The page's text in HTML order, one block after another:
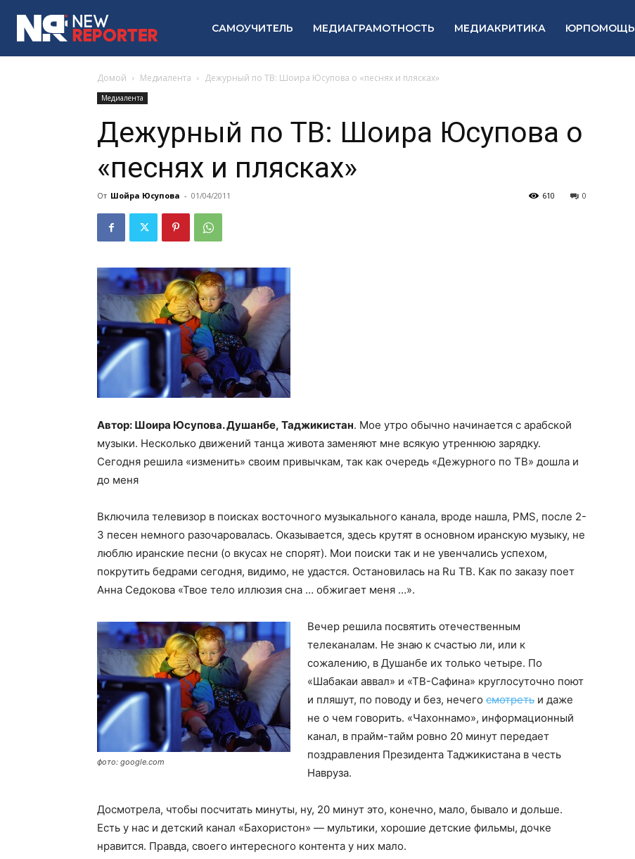
САМОУЧИТЕЛЬ МЕДИАГРАМОТНОСТЬ МЕДИАКРИТИКА ЮРПОМОЩЬ
Домой Медиалента Дежурный по ТВ: Шоира Юсупова о «песнях и плясках»
Медиалента
Дежурный по ТВ: Шоира Юсупова о
«песнях и плясках»
От Шойра Юсупова - 01/04/2011 0
610
Автор: Шоира Юсупова. Душанбе, Таджикистан. Мое утро обычно начинается с арабской
музыки. Несколько движений танца живота заменяют мне всякую утреннюю зарядку.
Сегодня решила «изменить» своим привычкам, так как очередь «Дежурного по ТВ» дошла и
до меня
Включила телевизор в поисках восточного музыкального канала, вроде нашла, PMS, после 2-
3 песен немного разочаровалась. Оказывается, здесь крутят в основном иранскую музыку, не
люблю иранские песни (о вкусах не спорят). Мои поиски так и не увенчались успехом,
покрутить бедрами сегодня, видимо, не удастся. Остановилась на Ru ТВ. Как по заказу поет
Анна Седокова «Твое тело иллюзия сна … обжигает меня …».
фото: google.com
Вечер решила посвятить отечественным
телеканалам. Не знаю к счастью ли, или к
сожалению, в Душанбе их только четыре. По
«Шабакаи аввал» и «ТВ-Сафина» круглосуточно поют
и пляшут, по поводу и без, нечего смотреть и даже
не о чем говорить. «Чахоннамо», информационный
канал, в прайм-тайм ровно 20 минут передает
поздравления Президента Таджикистана в честь
Навруза.
Досмотрела, чтобы посчитать минуты, ну, 20 минут это, конечно, мало, бывало и дольше.
Есть у нас и детский канал «Бахористон» — мультики, хорошие детские фильмы, дочке
нравится. Правда, своего интересного контента у них мало.